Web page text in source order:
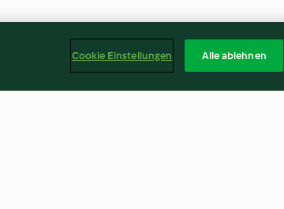
Cookie Einstellungen Alle ablehnen